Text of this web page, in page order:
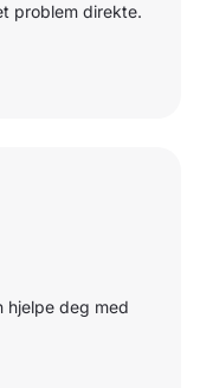
problem direkte.
hjelpe deg med